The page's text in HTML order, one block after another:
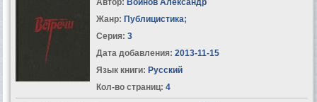
Автор: Воинов Александр
Жанр: Публицистика;
Серия: 3
Дата добавления: 2013-11-15
Язык книги: Русский
Кол-во страниц: 4